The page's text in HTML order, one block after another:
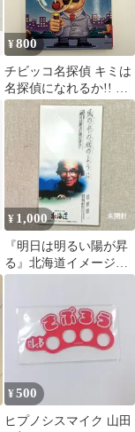
¥800
チビッコ名探偵 キミは
名探偵になれるか!! め
ぐろ さぶろう 永岡書
店 昭和55年発行
¥ 1,000
『明日は明るい陽が昇
る』北海道イメージア
ップキャンペーン 道民
¥500
ヒプノシスマイク 山田